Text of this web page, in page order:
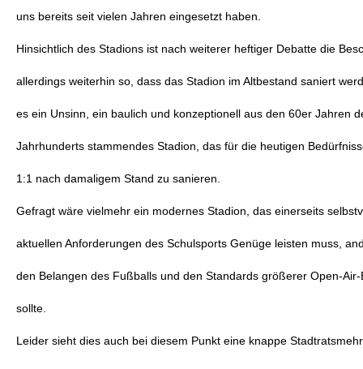
uns bereits seit vielen Jahren eingesetzt haben.
Hinsichtlich des Stadions ist nach weiterer heftiger Debatte die
allerdings weiterhin so, dass das Stadion im Altbestand saniert
es ein Unsinn, ein baulich und konzeptionell aus den 60er Jahren
Jahrhunderts stammendes Stadion, das für die heutigen
1:1 nach damaligem Stand zu sanieren.
Gefragt wäre vielmehr ein modernes Stadion, das einerseits
aktuellen Anforderungen des Schulsports Genüge leisten muss,
den Belangen des Fußballs und den Standards größerer Open-
sollte.
Leider sieht dies auch bei diesem Punkt eine knappe